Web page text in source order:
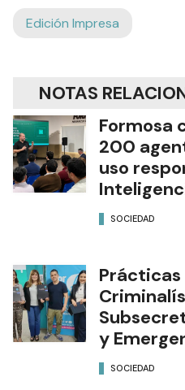
Edición Impresa
NOTAS
Formosa
200
uso
SOCIEDAD
Prácticas
y
SOCIEDAD